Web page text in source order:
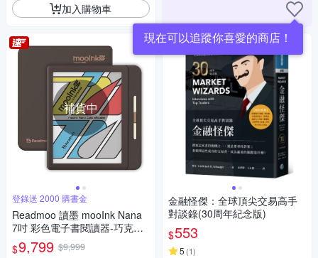
加入購物車
補貨中
登錄送 2000 購書金
Readmoo 讀墨 mooInk Nana
7吋 彩色電子書閱讀器-巧克力
馬丁尼
$9,799 $9,999
現在可以追蹤你喜愛的商店！
金融怪傑：全球頂尖交易高手
對談錄(30周年紀念版)
$553
5 (1)